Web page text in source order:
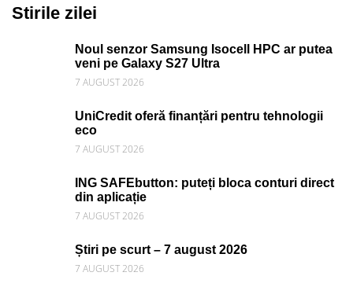
Stirile zilei
Noul senzor Samsung Isocell HPC ar putea
veni pe Galaxy S27 Ultra
7 AUGUST 2026
UniCredit oferă finanțări pentru tehnologii
eco
7 AUGUST 2026
ING SAFEbutton: puteți bloca conturi direct
din aplicație
7 AUGUST 2026
Știri pe scurt – 7 august 2026
7 AUGUST 2026